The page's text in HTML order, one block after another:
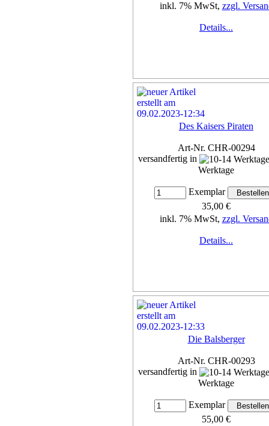
inkl. 7% MwSt, zzgl.
Details...
Des Kaisers Piraten
Art-Nr. CHR-00294
versandfertig in
Werktage
Exemplar
35,00 €
inkl. 7% MwSt, zzgl.
Details...
Die Balsberger
Art-Nr. CHR-00293
versandfertig in
Werktage
Exemplar
55,00 €